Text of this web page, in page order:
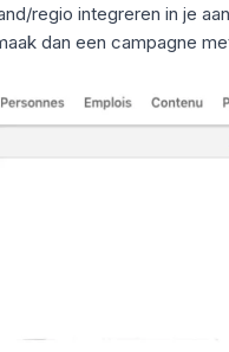
regio integreren in je
dan een campagne